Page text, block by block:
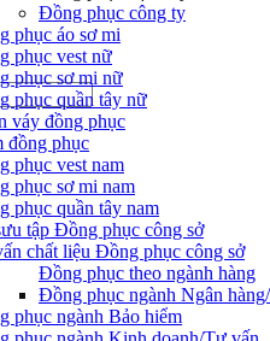
Đồng phục công ty
phục áo sơ mi
phục vest nữ
phục sơ mi nữ
phục quần tây nữ
váy đồng phục
đồng phục
phục vest nam
phục sơ mi nam
phục quần tây nam
tập Đồng phục công sở
chất liệu Đồng phục công sở
Đồng phục theo ngành hàng
Đồng phục ngành Ngân
phục ngành Bảo hiểm